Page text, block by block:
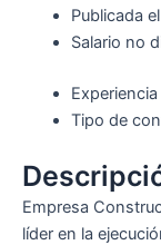
Publicada el
Salario no
Tipo de
Empresa
líder en la